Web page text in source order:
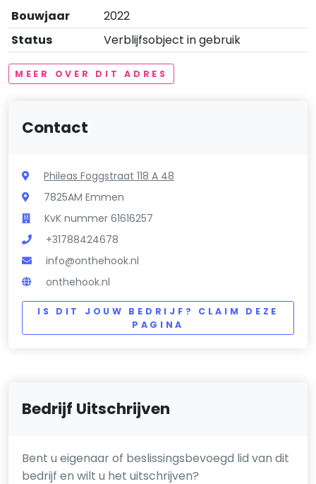
Bouwjaar
2022
Status
Verblijfsobject in gebruik
MEER OVER DIT ADRES
Contact
Phileas Foggstraat 118 A 48
7825AM Emmen
KvK nummer 61616257
+31788424678
info@onthehook.nl
onthehook.nl
IS DIT JOUW BEDRIJF? CLAIM DEZE
PAGINA
Bedrijf Uitschrijven
Bent u eigenaar of beslissingsbevoegd lid van dit
bedrijf en wilt u het uitschrijven?